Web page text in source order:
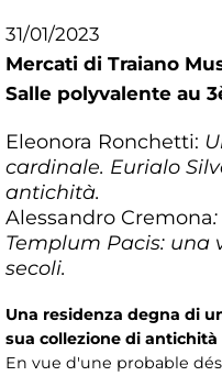
31/01/2023
Mercati di Traiano
Salle polyvalente au
Eleonora Ronchetti:
cardinale. Eurialo
antichità.
Alessandro Cremona
Templum Pacis:
secoli.
Una residenza degna di
sua collezione di antichità
En vue d'une probable